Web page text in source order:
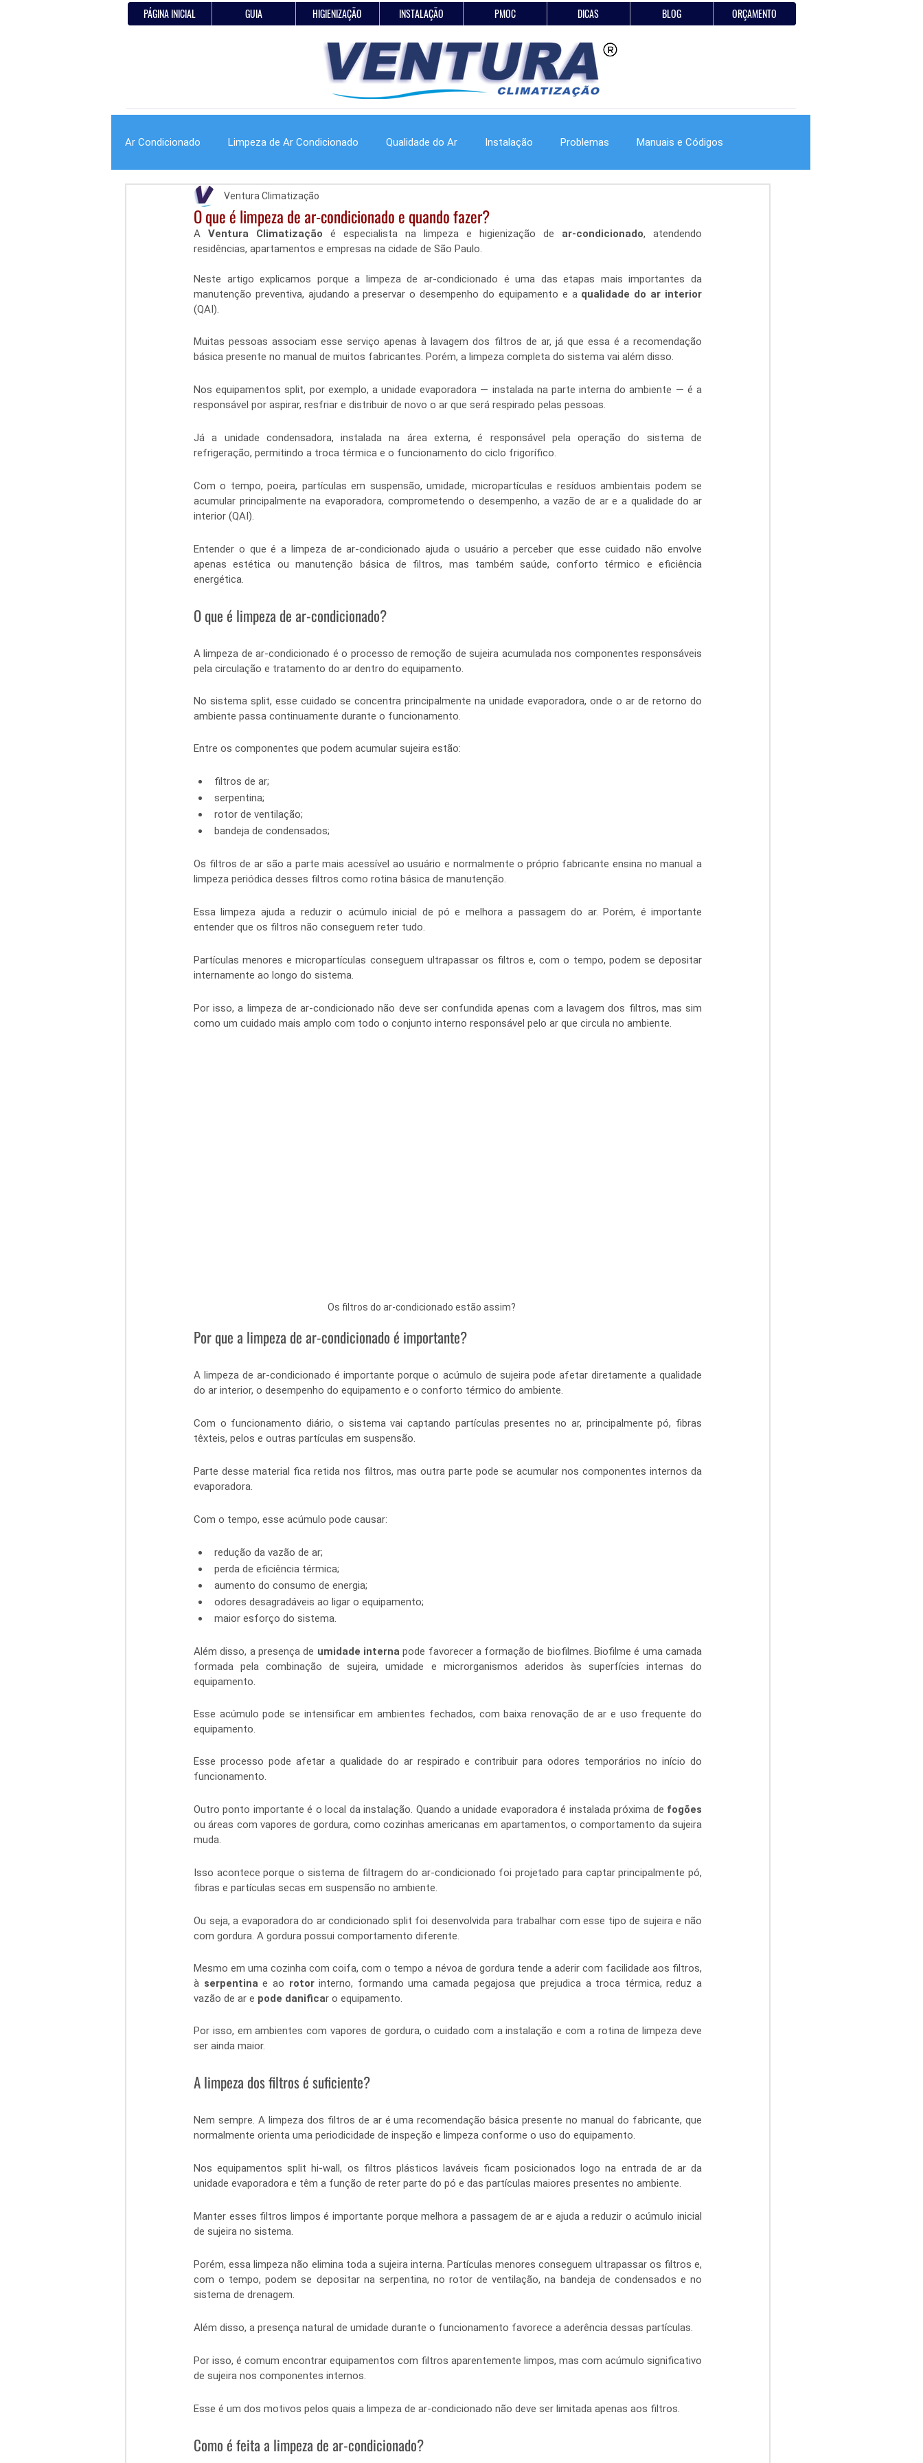
PÁGINA INICIAL GUIA HIGIENIZAÇÃO INSTALAÇÃO PMOC DICAS BLOG ORÇAMENTO
Ar Condicionado Limpeza de Ar Condicionado Qualidade do Ar Instalação Problemas Manuais e Códigos
O que é limpeza de ar-condicionado e quando fazer?
Ventura Climatização
A Ventura Climatização é especialista na limpeza e higienização de ar-condicionado, atendendo
residências, apartamentos e empresas na cidade de São Paulo.
Neste artigo explicamos porque a limpeza de ar-condicionado é uma das etapas mais importantes da
manutenção preventiva, ajudando a preservar o desempenho do equipamento e a qualidade do ar interior
(QAI).
Muitas pessoas associam esse serviço apenas à lavagem dos filtros de ar, já que essa é a recomendação
básica presente no manual de muitos fabricantes. Porém, a limpeza completa do sistema vai além disso.
Nos equipamentos split, por exemplo, a unidade evaporadora — instalada na parte interna do ambiente — é a
responsável por aspirar, resfriar e distribuir de novo o ar que será respirado pelas pessoas.
Já a unidade condensadora, instalada na área externa, é responsável pela operação do sistema de
refrigeração, permitindo a troca térmica e o funcionamento do ciclo frigorífico.
Com o tempo, poeira, partículas em suspensão, umidade, micropartículas e resíduos ambientais podem se
acumular principalmente na evaporadora, comprometendo o desempenho, a vazão de ar e a qualidade do ar
interior (QAI).
Entender o que é a limpeza de ar-condicionado ajuda o usuário a perceber que esse cuidado não envolve
apenas estética ou manutenção básica de filtros, mas também saúde, conforto térmico e eficiência
energética.
O que é limpeza de ar-condicionado?
A limpeza de ar-condicionado é o processo de remoção de sujeira acumulada nos componentes responsáveis
pela circulação e tratamento do ar dentro do equipamento.
No sistema split, esse cuidado se concentra principalmente na unidade evaporadora, onde o ar de retorno do
ambiente passa continuamente durante o funcionamento.
Entre os componentes que podem acumular sujeira estão:
filtros de ar;
serpentina;
rotor de ventilação;
bandeja de condensados;
Os filtros de ar são a parte mais acessível ao usuário e normalmente o próprio fabricante ensina no manual a
limpeza periódica desses filtros como rotina básica de manutenção.
Essa limpeza ajuda a reduzir o acúmulo inicial de pó e melhora a passagem do ar. Porém, é importante
entender que os filtros não conseguem reter tudo.
Partículas menores e micropartículas conseguem ultrapassar os filtros e, com o tempo, podem se depositar
internamente ao longo do sistema.
Por isso, a limpeza de ar-condicionado não deve ser confundida apenas com a lavagem dos filtros, mas sim
como um cuidado mais amplo com todo o conjunto interno responsável pelo ar que circula no ambiente.
Os filtros do ar-condicionado estão assim?
Por que a limpeza de ar-condicionado é importante?
A limpeza de ar-condicionado é importante porque o acúmulo de sujeira pode afetar diretamente a qualidade
do ar interior, o desempenho do equipamento e o conforto térmico do ambiente.
Com o funcionamento diário, o sistema vai captando partículas presentes no ar, principalmente pó, fibras
têxteis, pelos e outras partículas em suspensão.
Parte desse material fica retida nos filtros, mas outra parte pode se acumular nos componentes internos da
evaporadora.
Com o tempo, esse acúmulo pode causar:
redução da vazão de ar;
perda de eficiência térmica;
aumento do consumo de energia;
odores desagradáveis ao ligar o equipamento;
maior esforço do sistema.
Além disso, a presença de umidade interna pode favorecer a formação de biofilmes. Biofilme é uma camada
formada pela combinação de sujeira, umidade e microrganismos aderidos às superfícies internas do
equipamento.
Esse acúmulo pode se intensificar em ambientes fechados, com baixa renovação de ar e uso frequente do
equipamento.
Esse processo pode afetar a qualidade do ar respirado e contribuir para odores temporários no início do
funcionamento.
Outro ponto importante é o local da instalação. Quando a unidade evaporadora é instalada próxima de fogões
ou áreas com vapores de gordura, como cozinhas americanas em apartamentos, o comportamento da sujeira
muda.
Isso acontece porque o sistema de filtragem do ar-condicionado foi projetado para captar principalmente pó,
fibras e partículas secas em suspensão no ambiente.
Ou seja, a evaporadora do ar condicionado split foi desenvolvida para trabalhar com esse tipo de sujeira e não
com gordura. A gordura possui comportamento diferente.
Mesmo em uma cozinha com coifa, com o tempo a névoa de gordura tende a aderir com facilidade aos filtros,
à serpentina e ao rotor interno, formando uma camada pegajosa que prejudica a troca térmica, reduz a
vazão de ar e pode danificar o equipamento.
Por isso, em ambientes com vapores de gordura, o cuidado com a instalação e com a rotina de limpeza deve
ser ainda maior.
A limpeza dos filtros é suficiente?
Nem sempre. A limpeza dos filtros de ar é uma recomendação básica presente no manual do fabricante, que
normalmente orienta uma periodicidade de inspeção e limpeza conforme o uso do equipamento.
Nos equipamentos split hi-wall, os filtros plásticos laváveis ficam posicionados logo na entrada de ar da
unidade evaporadora e têm a função de reter parte do pó e das partículas maiores presentes no ambiente.
Manter esses filtros limpos é importante porque melhora a passagem de ar e ajuda a reduzir o acúmulo inicial
de sujeira no sistema.
Porém, essa limpeza não elimina toda a sujeira interna. Partículas menores conseguem ultrapassar os filtros e,
com o tempo, podem se depositar na serpentina, no rotor de ventilação, na bandeja de condensados e no
sistema de drenagem.
Além disso, a presença natural de umidade durante o funcionamento favorece a aderência dessas partículas.
Por isso, é comum encontrar equipamentos com filtros aparentemente limpos, mas com acúmulo significativo
de sujeira nos componentes internos.
Esse é um dos motivos pelos quais a limpeza de ar-condicionado não deve ser limitada apenas aos filtros.
Como é feita a limpeza de ar-condicionado?